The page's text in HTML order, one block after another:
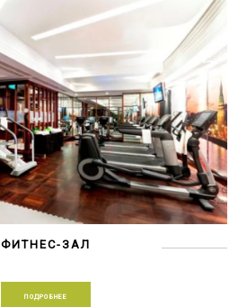
ФИТНЕС-ЗАЛ
ПОДРОБНЕЕ